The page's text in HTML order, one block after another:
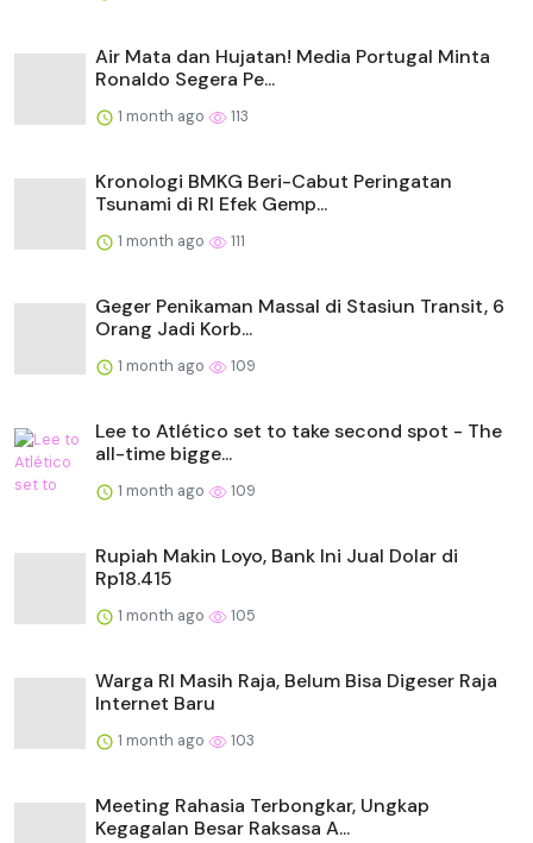
Air Mata dan Hujatan! Media Portugal Minta
Ronaldo Segera Pe...
1 month ago 113
Kronologi BMKG Beri-Cabut Peringatan
Tsunami di RI Efek Gemp...
1 month ago 111
Geger Penikaman Massal di Stasiun Transit, 6
Orang Jadi Korb...
1 month ago 109
Lee to Atlético set to take second spot - The
all-time bigge...
1 month ago 109
Rupiah Makin Loyo, Bank Ini Jual Dolar di
Rp18.415
1 month ago 105
Warga RI Masih Raja, Belum Bisa Digeser Raja
Internet Baru
1 month ago 103
Meeting Rahasia Terbongkar, Ungkap
Kegagalan Besar Raksasa A...